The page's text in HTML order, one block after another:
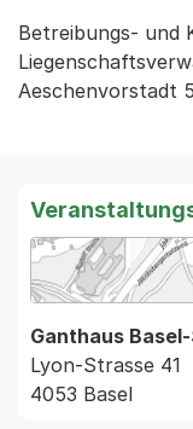
Betreibungs- und
Aeschenvorstadt
Ganthaus
Lyon-Strasse 41
4053 Basel